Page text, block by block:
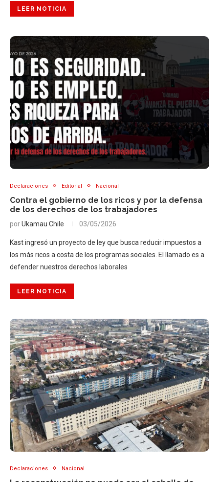
LEER NOTICIA
Declaraciones Editorial Nacional
Contra el gobierno de los ricos y por la defensa
de los derechos de los trabajadores
porUkamau Chile 03/05/2026
Kast ingresó un proyecto de ley que busca reducir impuestos a
los más ricos a costa de los programas sociales. El llamado es a
defender nuestros derechos laborales
LEER NOTICIA
Declaraciones Nacional